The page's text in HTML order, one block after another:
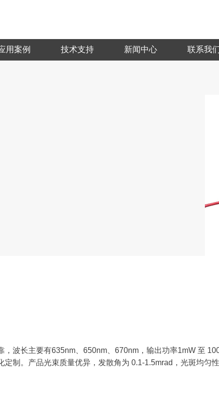
用案例 技术支持 新闻中心 联系我
波长主要有635nm、650nm、670nm，输出功率1mW 至
制。产品光束质量优异，发散角为 0.1-1.5mrad，光斑均匀